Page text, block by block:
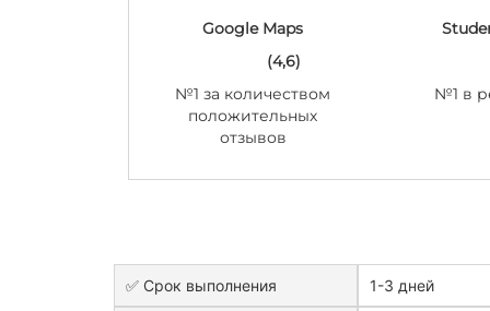
Google Maps
(4,6)
№1 за количеством
положительных
отзывов
№1 в
✅ Срок выполнения 1-3 дней